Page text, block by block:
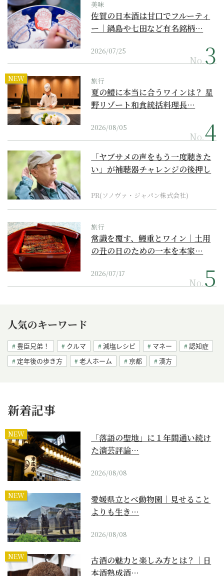
美味
佐賀の日本酒は甘口でフルーティ
ー｜鍋島や七田など有名銘柄…
2026/07/25
No.
NEW 旅行
夏の鱧に本当に合うワインは？ 星
野リゾート和食統括料理長…
2026/08/05
No.
「ヤブサメの声をもう一度聴きた
い」が補聴器チャレンジの後押し
PR(ソノヴァ・ジャパン株式会社)
旅行
常識を覆す、鰻重とワイン｜土用
の丑の日のための一本を本家…
2026/07/17
No.
人気のキーワード
豊臣兄弟！ クルマ 減塩レシピ マネー
認知症
定年後の歩き方
老人ホーム 京都 漢方
新着記事
NEW
「落語の聖地」に１年間通い続け
た演芸評論…
2026/08/08
NEW
愛媛県立とべ動物園｜見せること
よりも生き…
2026/08/08
NEW
古酒の魅力と楽しみ方とは？｜日
本酒熟成酒…